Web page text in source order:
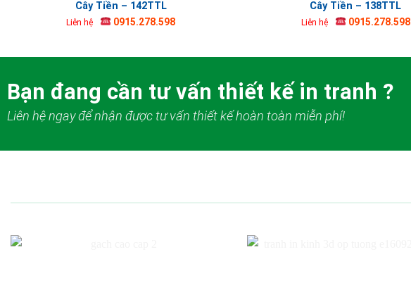
Cây Tiền – 142TTL
Liên hệ 0915.278.598
Cây Tiền – 138TTL
Liên hệ 0915.278.598
Bạn đang cần tư vấn thiết kế in tranh ?
Liên hệ ngay để nhận được tư vấn thiết kế hoàn toàn miễn phí!